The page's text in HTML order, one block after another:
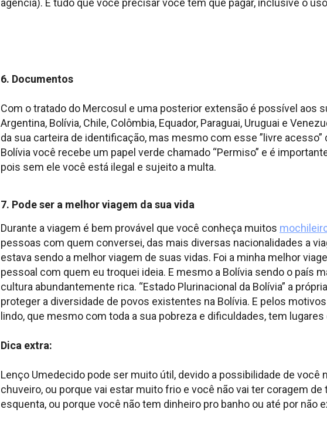
agência). E tudo que você precisar você tem que pagar, inclusive o
6. Documentos
Com o tratado do Mercosul e uma posterior extensão é possível aos
Argentina, Bolívia, Chile, Colômbia, Equador, Paraguai, Uruguai e
da sua carteira de identificação, mas mesmo com esse ”livre acesso”
Bolívia você recebe um papel verde chamado “Permiso” e é
pois sem ele você está ilegal e sujeito a multa.
7. Pode ser a melhor viagem da sua vida
Durante a viagem é bem provável que você conheça muitos
pessoas com quem conversei, das mais diversas nacionalidades a
estava sendo a melhor viagem de suas vidas. Foi a minha melhor
pessoal com quem eu troquei ideia. E mesmo a Bolívia sendo o país
cultura abundantemente rica. “Estado Plurinacional da Bolívia” a
proteger a diversidade de povos existentes na Bolívia. E pelos
lindo, que mesmo com toda a sua pobreza e dificuldades, tem
Dica extra:
Lenço Umedecido pode ser muito útil, devido a possibilidade de você
chuveiro, ou porque vai estar muito frio e você não vai ter coragem de
esquenta, ou porque você não tem dinheiro pro banho ou até por não